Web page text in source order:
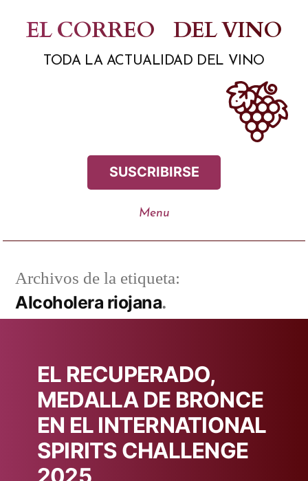
contenido
EL CORREO DEL VINO
TODA LA ACTUALIDAD DEL VINO
SUSCRIBIRSE
Archivos de la etiqueta:
Alcoholera riojana
EL RECUPERADO,
MEDALLA DE BRONCE
EN EL INTERNATIONAL
SPIRITS CHALLENGE